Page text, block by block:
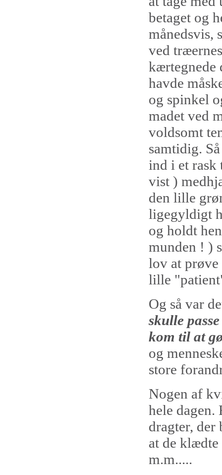
betaget og
månedsvis,
ved
kærtegnede
havde
og spinkel
madet ved
voldsomt
samtidig.
ind i et rask
vist )
den lille
ligegyldigt
og holdt
munden ! )
lov at prøve
lille
Og så var
skulle
kom til at
og
store
Nogen af
hele dagen.
dragter, der
at de
m.m.....